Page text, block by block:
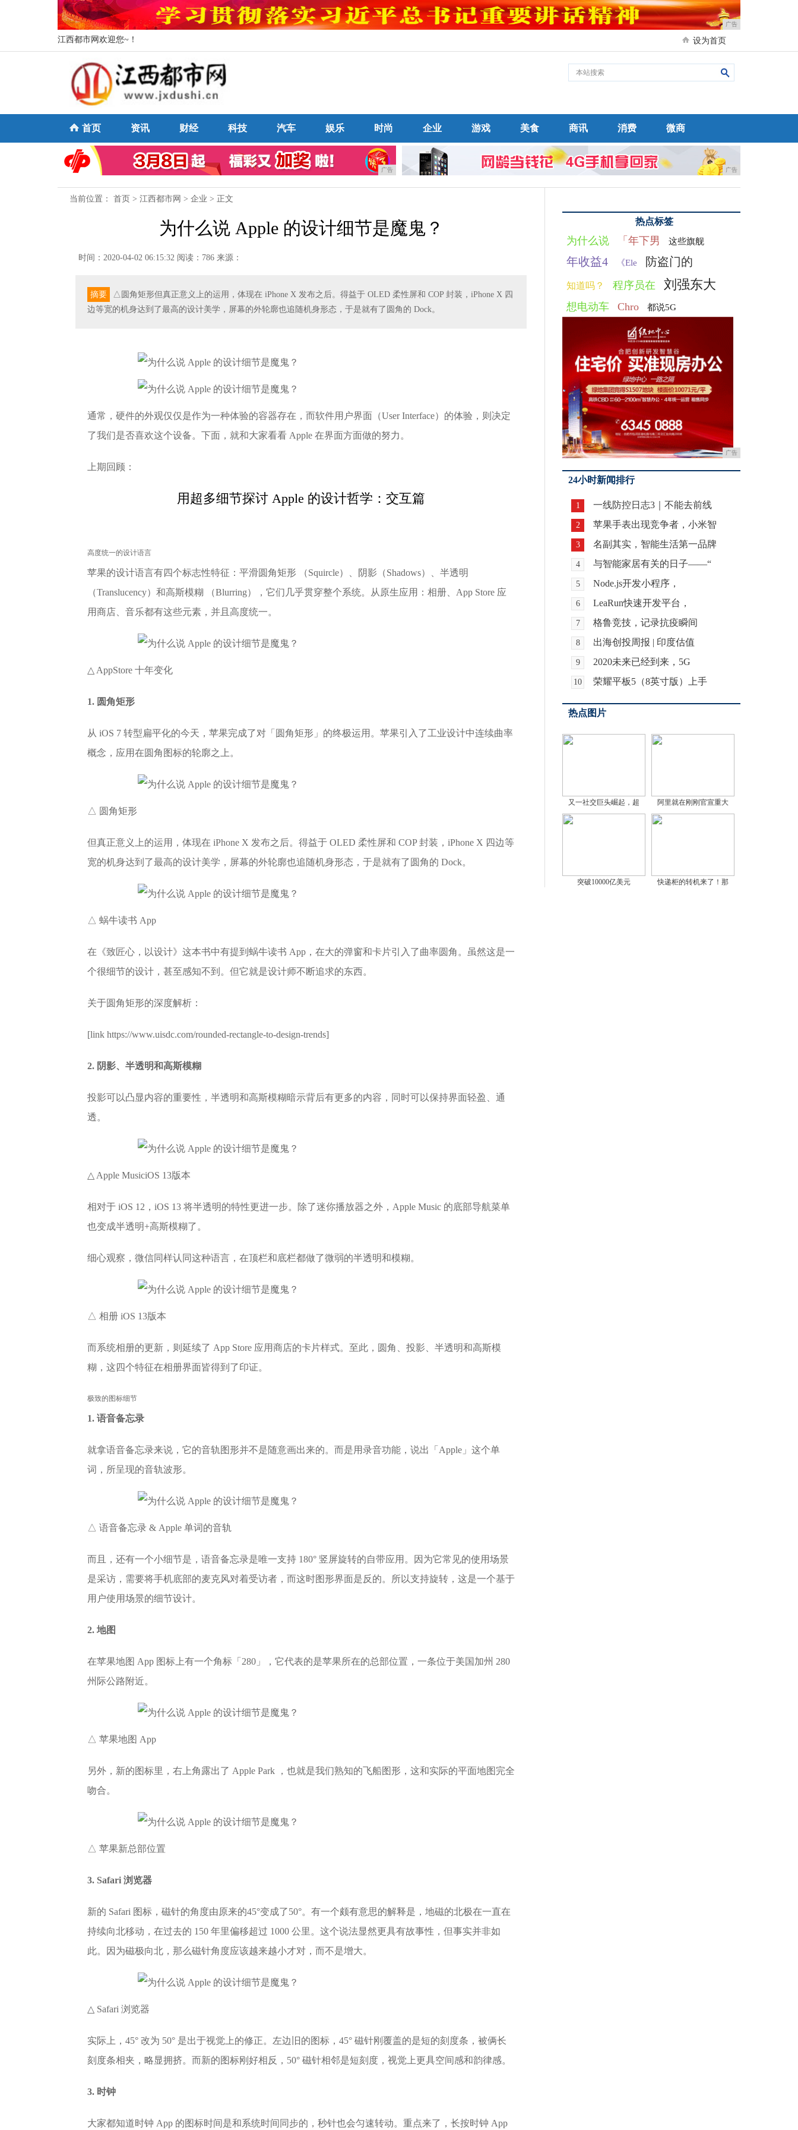
广告
江西都市网欢迎您~！ 设为首页
首页 资讯 财经 科技 汽车 娱乐 时尚 企业 游戏 美食 商讯 消费 微商
广告 广告
当前位置： 首页 > 江西都市网 > 企业 > 正文
为什么说 Apple 的设计细节是魔鬼？
时间：2020-04-02 06:15:32 阅读：786 来源：
摘要
△圆角矩形但真正意义上的运用，体现在 iPhone X 发布之后。得益于 OLED 柔性屏和 COP 封装，iPhone X 四
边等宽的机身达到了最高的设计美学，屏幕的外轮廓也追随机身形态，于是就有了圆角的 Dock。
通常，硬件的外观仅仅是作为一种体验的容器存在，而软件用户界面（User Interface）的体验，则决定
了我们是否喜欢这个设备。下面，就和大家看看 Apple 在界面方面做的努力。
上期回顾：
用超多细节探讨 Apple 的设计哲学：交互篇
高度统一的设计语言
苹果的设计语言有四个标志性特征：平滑圆角矩形 （Squircle）、阴影（Shadows）、半透明
（Translucency）和高斯模糊 （Blurring），它们几乎贯穿整个系统。从原生应用：相册、App Store 应
用商店、音乐都有这些元素，并且高度统一。
△ AppStore 十年变化
1. 圆角矩形
从 iOS 7 转型扁平化的今天，苹果完成了对「圆角矩形」的终极运用。苹果引入了工业设计中连续曲率
概念，应用在圆角图标的轮廓之上。
△ 圆角矩形
但真正意义上的运用，体现在 iPhone X 发布之后。得益于 OLED 柔性屏和 COP 封装，iPhone X 四边等
宽的机身达到了最高的设计美学，屏幕的外轮廓也追随机身形态，于是就有了圆角的 Dock。
△ 蜗牛读书 App
在《致匠心，以设计》这本书中有提到蜗牛读书 App，在大的弹窗和卡片引入了曲率圆角。虽然这是一
个很细节的设计，甚至感知不到。但它就是设计师不断追求的东西。
关于圆角矩形的深度解析：
[link https://www.uisdc.com/rounded-rectangle-to-design-trends]
2. 阴影、半透明和高斯模糊
投影可以凸显内容的重要性，半透明和高斯模糊暗示背后有更多的内容，同时可以保持界面轻盈、通
透。
△ Apple MusiciOS 13版本
相对于 iOS 12，iOS 13 将半透明的特性更进一步。除了迷你播放器之外，Apple Music 的底部导航菜单
也变成半透明+高斯模糊了。
细心观察，微信同样认同这种语言，在顶栏和底栏都做了微弱的半透明和模糊。
△ 相册 iOS 13版本
而系统相册的更新，则延续了 App Store 应用商店的卡片样式。至此，圆角、投影、半透明和高斯模
糊，这四个特征在相册界面皆得到了印证。
极致的图标细节
1. 语音备忘录
就拿语音备忘录来说，它的音轨图形并不是随意画出来的。而是用录音功能，说出「Apple」这个单
词，所呈现的音轨波形。
△ 语音备忘录 & Apple 单词的音轨
而且，还有一个小细节是，语音备忘录是唯一支持 180° 竖屏旋转的自带应用。因为它常见的使用场景
是采访，需要将手机底部的麦克风对着受访者，而这时图形界面是反的。所以支持旋转，这是一个基于
用户使用场景的细节设计。
2. 地图
在苹果地图 App 图标上有一个角标「280」，它代表的是苹果所在的总部位置，一条位于美国加州 280
州际公路附近。
△ 苹果地图 App
另外，新的图标里，右上角露出了 Apple Park ，也就是我们熟知的飞船图形，这和实际的平面地图完全
吻合。
△ 苹果新总部位置
3. Safari 浏览器
新的 Safari 图标，磁针的角度由原来的45°变成了50°。有一个颇有意思的解释是，地磁的北极在一直在
持续向北移动，在过去的 150 年里偏移超过 1000 公里。这个说法显然更具有故事性，但事实并非如
此。因为磁极向北，那么磁针角度应该越来越小才对，而不是增大。
△ Safari 浏览器
实际上，45° 改为 50° 是出于视觉上的修正。左边旧的图标，45° 磁针刚覆盖的是短的刻度条，被俩长
刻度条相夹，略显拥挤。而新的图标刚好相反，50° 磁针相邻是短刻度，视觉上更具空间感和韵律感。
3. 时钟
大家都知道时钟 App 的图标时间是和系统时间同步的，秒针也会匀速转动。重点来了，长按时钟 App
热点标签
为什么说 「年下男 这些旗舰
年收益4 《Ele 防盗门的
知道吗？ 程序员在 刘强东大
想电动车 Chro 都说5G
广告
24小时新闻排行
1 一线防控日志3｜不能去前线
2 苹果手表出现竞争者，小米智
3 名副其实，智能生活第一品牌
4 与智能家居有关的日子——“
5 Node.js开发小程序，
6 LeaRun快速开发平台，
7 格鲁竞技，记录抗疫瞬间
8 出海创投周报 | 印度估值
9 2020未来已经到来，5G
10 荣耀平板5（8英寸版）上手
热点图片
又一社交巨头崛起，超 阿里就在刚刚官宣重大
突破10000亿美元 快递柜的转机来了！那